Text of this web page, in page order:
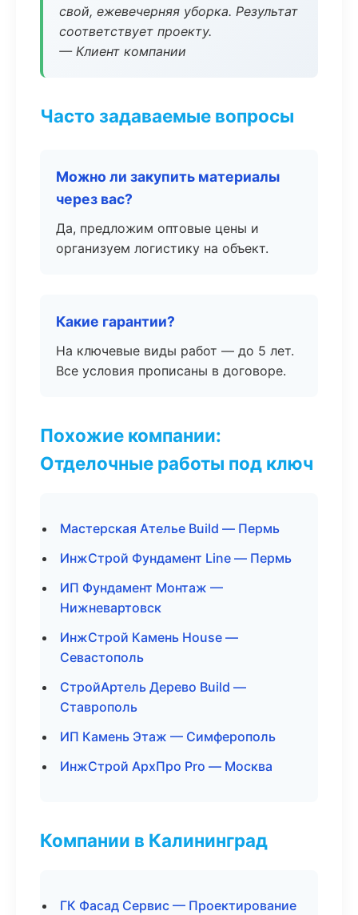
свой, ежевечерняя уборка. Результат
соответствует проекту.
— Клиент компании
Часто задаваемые вопросы
Можно ли закупить материалы
через вас?
Да, предложим оптовые цены и
организуем логистику на объект.
Какие гарантии?
На ключевые виды работ — до 5 лет.
Все условия прописаны в договоре.
Похожие компании:
Отделочные работы под ключ
Мастерская Ателье Build — Пермь
ИнжСтрой Фундамент Line — Пермь
ИП Фундамент Монтаж —
Нижневартовск
ИнжСтрой Камень House —
Севастополь
СтройАртель Дерево Build —
Ставрополь
ИП Камень Этаж — Симферополь
ИнжСтрой АрхПро Pro — Москва
Компании в Калининград
ГК Фасад Сервис — Проектирование